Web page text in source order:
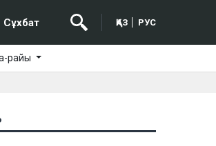
Сұхбат ҚАЗ РУС
райы